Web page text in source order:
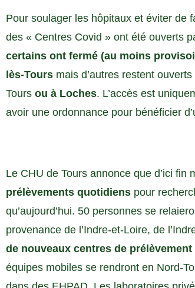
Pour soulager les hôpitaux et éviter de
des « Centres Covid » ont été ouverts
certains ont fermé (au moins
lès-Tours mais d’autres restent
Tours ou à Loches. L’accès est
avoir une ordonnance pour bénéficier
Le CHU de Tours annonce que d’ici fin
prélèvements quotidiens pour
qu’aujourd’hui. 50 personnes se
provenance de l’Indre-et-Loire, de
de nouveaux centres de
équipes mobiles se rendront en Nord-